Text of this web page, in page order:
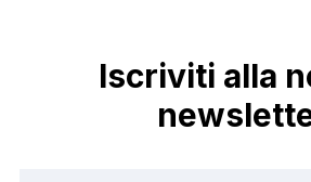
Iscriviti alla